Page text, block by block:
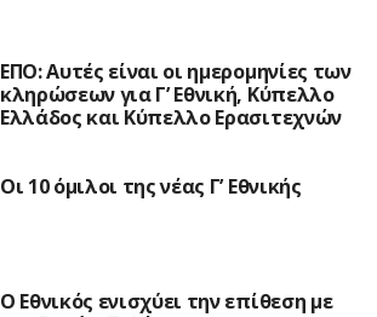
ΕΠΟ: Αυτές είναι οι ημερομηνίες των
κληρώσεων για Γ’ Εθνική, Κύπελλο
Ελλάδος και Κύπελλο Ερασιτεχνών
Οι 10 όμιλοι της νέας Γ’ Εθνικής
Ο Εθνικός ενισχύει την επίθεση με